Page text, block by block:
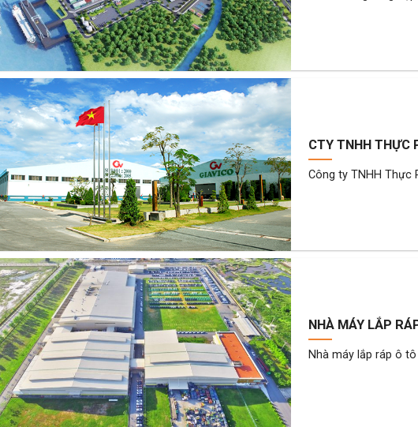
CTY TNHH THỰC
Công ty TNHH Thực
NHÀ MÁY LẮP
Nhà máy lắp ráp ô